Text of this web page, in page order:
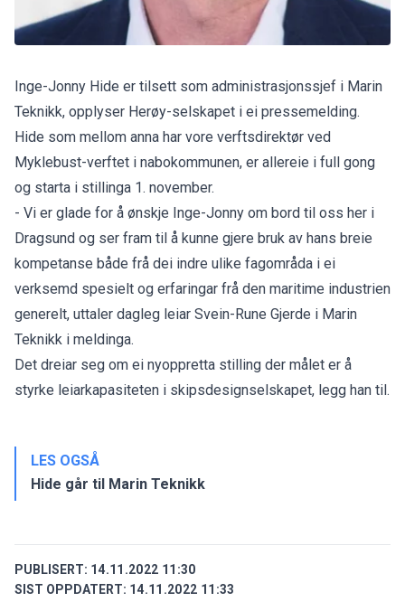
Inge-Jonny Hide er tilsett som administrasjonssjef i Marin
Teknikk, opplyser Herøy-selskapet i ei pressemelding.
Hide som mellom anna har vore verftsdirektør ved
Myklebust-verftet i nabokommunen, er allereie i full gong
og starta i stillinga 1. november.
- Vi er glade for å ønskje Inge-Jonny om bord til oss her i
Dragsund og ser fram til å kunne gjere bruk av hans breie
kompetanse både frå dei indre ulike fagområda i ei
verksemd spesielt og erfaringar frå den maritime industrien
generelt, uttaler dagleg leiar Svein-Rune Gjerde i Marin
Teknikk i meldinga.
Det dreiar seg om ei nyoppretta stilling der målet er å
styrke leiarkapasiteten i skipsdesignselskapet, legg han til.
LES OGSÅ
Hide går til Marin Teknikk
PUBLISERT: 14.11.2022 11:30
SIST OPPDATERT: 14.11.2022 11:33